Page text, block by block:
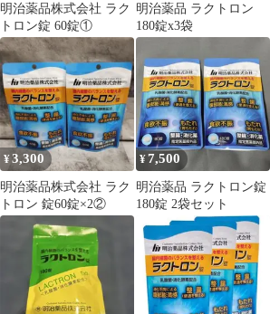
明治薬品株式会社 ラク
トロン錠 60錠①
明治薬品 ラクトロン
180錠x3袋
¥3,300
明治薬品株式会社 ラク
トロン 錠60錠×2②
¥7,500
明治薬品 ラクトロン錠
180錠 2袋セット